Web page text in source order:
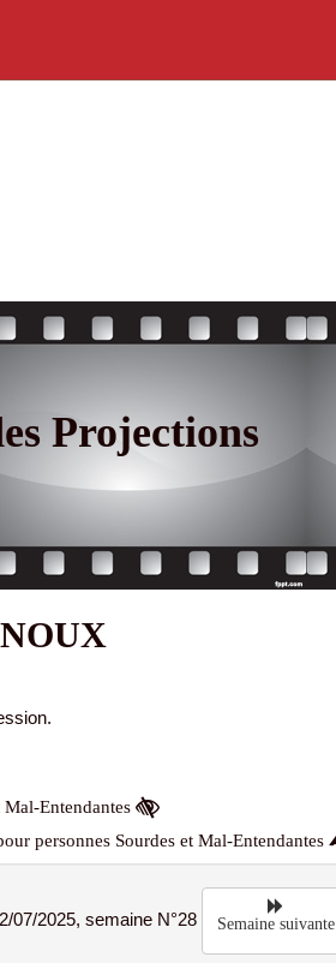
Projections
Mal-Entendantes
personnes Sourdes et Mal-Entendantes
07/2025, semaine N°28 Semaine suivante